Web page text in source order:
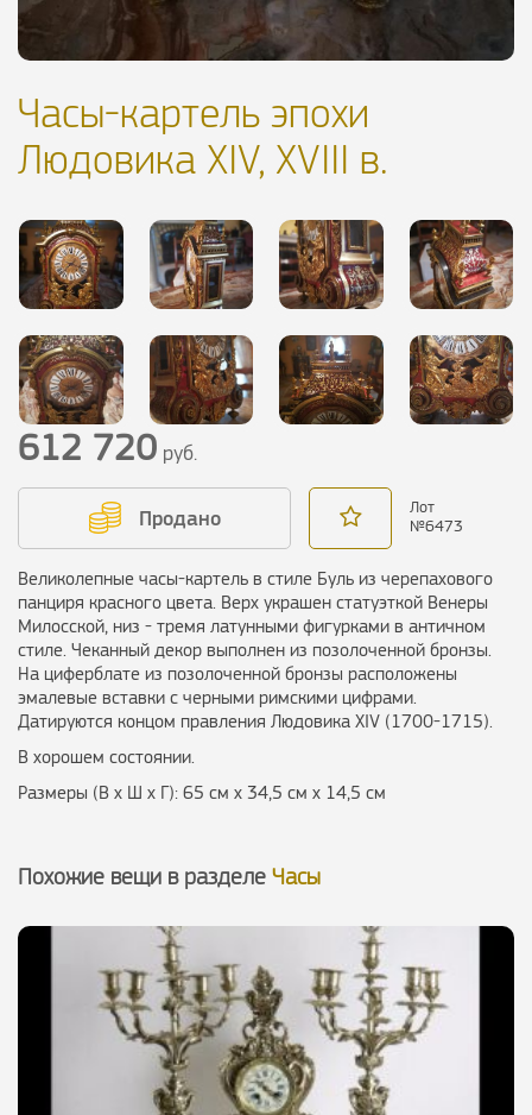
Часы-картель эпохи
Людовика XIV, XVIII в.
612 720 руб.
Продано
Лот
№6473
Великолепные часы-картель в стиле Буль из черепахового
панциря красного цвета. Верх украшен статуэткой Венеры
Милосской, низ - тремя латунными фигурками в античном
стиле. Чеканный декор выполнен из позолоченной бронзы.
На циферблате из позолоченной бронзы расположены
эмалевые вставки с черными римскими цифрами.
Датируются концом правления Людовика XIV (1700-1715).
В хорошем состоянии.
Размеры (В х Ш х Г): 65 см х 34,5 см х 14,5 см
Похожие вещи в разделе Часы